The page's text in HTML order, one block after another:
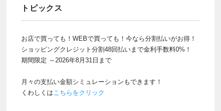
トピックス
お店で買っても！WEBで買っても！今なら分割払いがお得！
ショッピングクレジット分割48回払いまで金利手数料0%！
期間限定 ～2026年8月31日まで
月々の支払い金額シミュレーションもできます！
くわしくはこちらをクリック